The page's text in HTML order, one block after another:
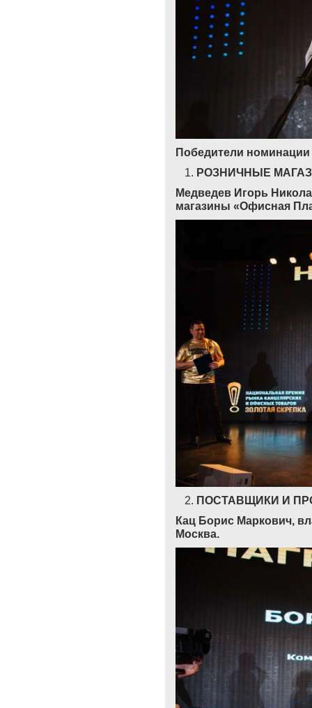
Победители номинации
РОЗНИЧНЫЕ
Медведев Игорь
магазины «Офисная
ПОСТАВЩИКИ И
Кац Борис Маркович,
Москва.